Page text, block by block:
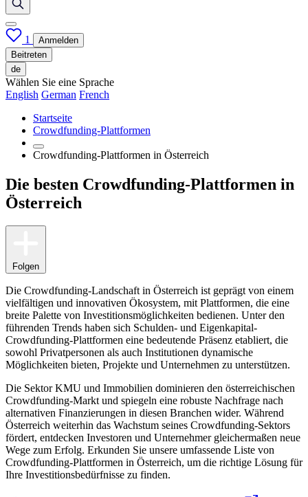
1
Anmelden
Beitreten
de
Wählen Sie eine Sprache
English German French
Startseite
Crowdfunding-Plattformen
Crowdfunding-Plattformen in Österreich
Die besten Crowdfunding-Plattformen in
Österreich
Folgen
Die Crowdfunding-Landschaft in Österreich ist geprägt von einem
vielfältigen und innovativen Ökosystem, mit Plattformen, die eine
breite Palette von Investitionsmöglichkeiten bedienen. Unter den
führenden Trends haben sich Schulden- und Eigenkapital-
Crowdfunding-Plattformen eine bedeutende Präsenz etabliert, die
sowohl Privatpersonen als auch Institutionen dynamische
Möglichkeiten bieten, Projekte und Unternehmen zu unterstützen.
Die Sektor KMU und Immobilien dominieren den österreichischen
Crowdfunding-Markt und spiegeln eine robuste Nachfrage nach
alternativen Finanzierungen in diesen Branchen wider. Während
Österreich weiterhin das Wachstum seines Crowdfunding-Sektors
fördert, entdecken Investoren und Unternehmer gleichermaßen neue
Wege zum Erfolg. Erkunden Sie unsere umfassende Liste von
Crowdfunding-Plattformen in Österreich, um die richtige Lösung für
Ihre Investitionsbedürfnisse zu finden.